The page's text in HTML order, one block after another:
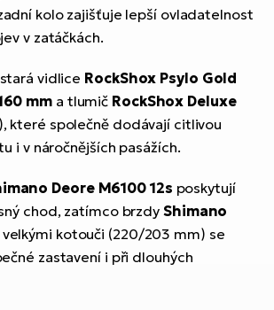
kolo zajišťuje lepší ovladatelnost
v zatáčkách.
vidlice RockShox Psylo Gold
mm a tlumič RockShox Deluxe
které společně dodávají citlivou
i v náročnějších pasážích.
Deore M6100 12s poskytují
chod, zatímco brzdy Shimano
kotouči (220/203 mm) se
zastavení i při dlouhých